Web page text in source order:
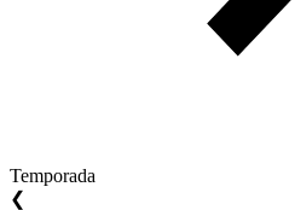
Temporada
❮